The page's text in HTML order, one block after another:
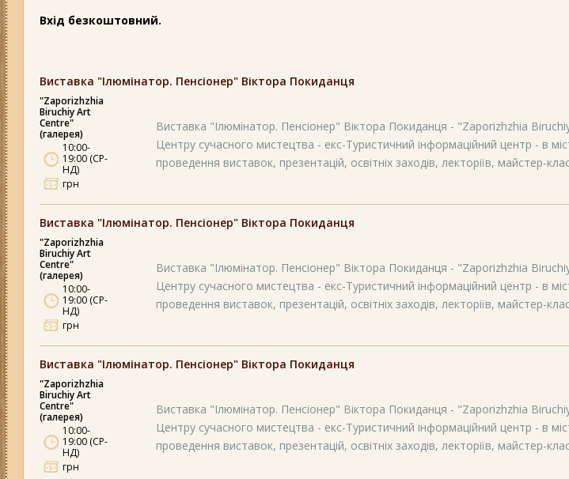
Вхід безкоштовний.
Виставка "Ілюмінатор. Пенсіонер" Віктора Покиданця
"Zaporizhzhia
Biruchiy Art
Centre"
(галерея)
10:00-
19:00 (СР-
НД)
грн
Виставка "Ілюмінатор. Пенсіонер" Віктора Покиданця - "Zaporizhzhia
Центру сучасного мистецтва - екс-Туристичний інформаційний центр - в
проведення виставок, презентацій, освітніх заходів, лекторіїв, майстер-
Виставка "Ілюмінатор. Пенсіонер" Віктора Покиданця
"Zaporizhzhia
Biruchiy Art
Centre"
(галерея)
10:00-
19:00 (СР-
НД)
грн
Виставка "Ілюмінатор. Пенсіонер" Віктора Покиданця - "Zaporizhzhia
Центру сучасного мистецтва - екс-Туристичний інформаційний центр - в
проведення виставок, презентацій, освітніх заходів, лекторіїв, майстер-
Виставка "Ілюмінатор. Пенсіонер" Віктора Покиданця
"Zaporizhzhia
Biruchiy Art
Centre"
(галерея)
10:00-
19:00 (СР-
НД)
грн
Виставка "Ілюмінатор. Пенсіонер" Віктора Покиданця - "Zaporizhzhia
Центру сучасного мистецтва - екс-Туристичний інформаційний центр - в
проведення виставок, презентацій, освітніх заходів, лекторіїв, майстер-